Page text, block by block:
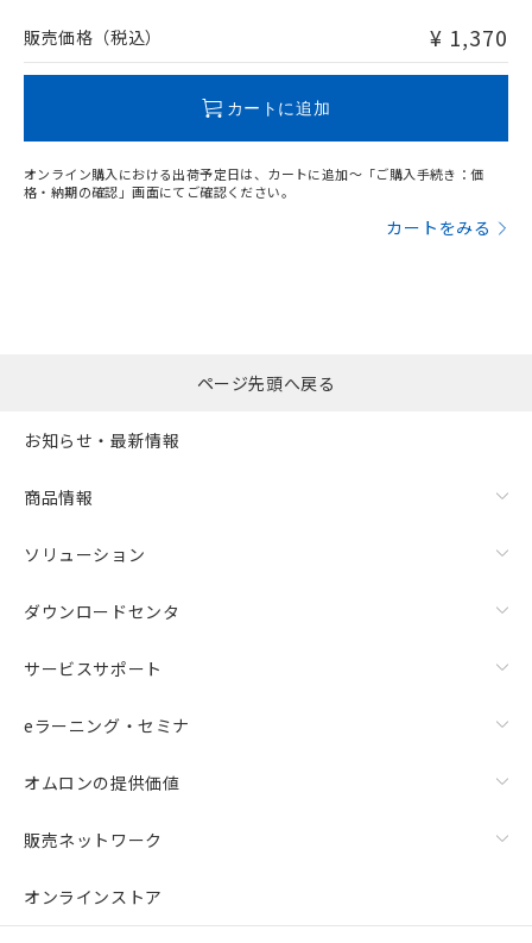
問い合わせください。
販売価格（税込） ¥ 1,370
カートに追加
オンライン購入における出荷予定日は、カートに追加～「ご購入手続き：価
格・納期の確認」画面にてご確認ください。
カートをみる
ページ先頭へ戻る
お知らせ・最新情報
商品情報
ソリューション
ダウンロードセンタ
サービスサポート
eラーニング・セミナ
オムロンの提供価値
販売ネットワーク
オンラインストア